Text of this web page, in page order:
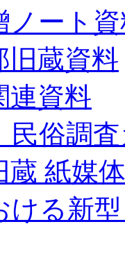
ノート
旧蔵資料
連資料
俗調査
蔵 紙媒
ける新